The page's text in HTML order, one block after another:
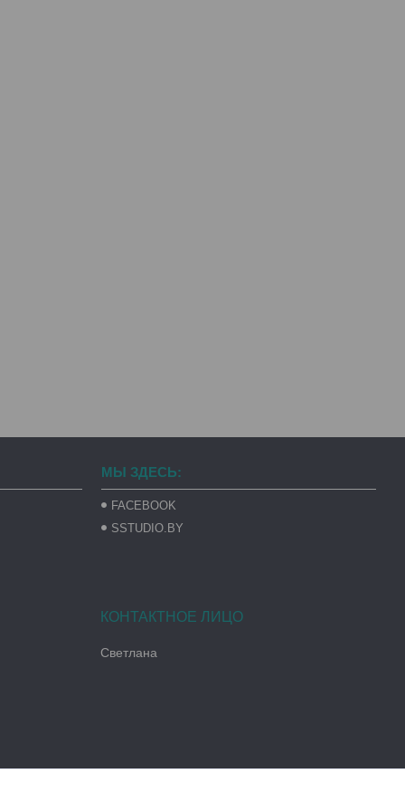
МЫ ЗДЕСЬ:
FACEBOOK
SSTUDIO.BY
Светлана